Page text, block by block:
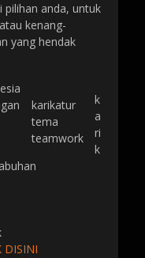
pilihan anda, untuk
kenang-
yang hendak
karikatur
tema
teamwork
k
a
ri
k
DISINI